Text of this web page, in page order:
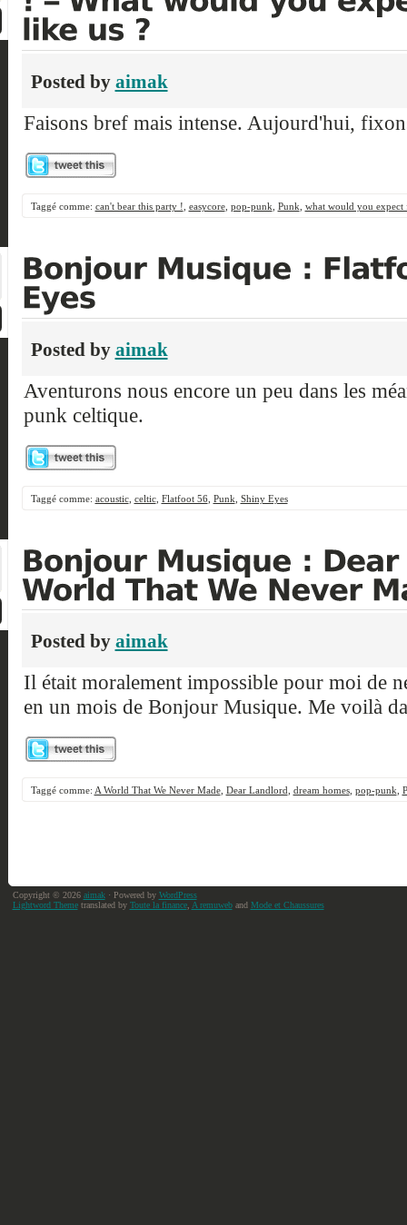
Posted by aimak
Faisons bref mais intense. Aujourd'hui,
Taggé comme: can't bear this party ! easycore, pop-punk Punk what would you expect
Posted by aimak
Aventurons nous encore un peu dans les
punk celtique.
Taggé comme: acoustic, celtic, Flatfoot 56, Punk Shiny Eyes
Posted by aimak
Il était moralement impossible pour moi de
en un mois de Bonjour Musique. Me voilà
Taggé comme: A World That We Never Made, Dear Landlord, dream homes, pop-punk,
Copyright © 2026 aimak· Powered by WordPress
Lightword Themetranslated by Toute la finance, A remuweband Mode et Chaussures